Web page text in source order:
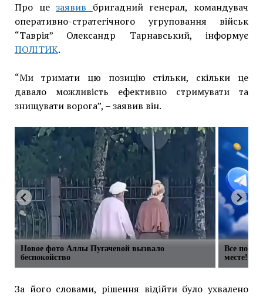
Про цезаявив бригадний генерал, командувач
оперативно-стратегічного угруповання військ
“Таврія” Олександр Тарнавський, інформує
ПОЛІТИК.
“Ми тримати цю позицію стільки, скільки це
давало можливість ефективно стримувати та
знищувати ворога”, – заявив він.
Новое фото Аллы Пугачевой вызвало
беспокойство
Все
месте!
За його словами, рішення відійти було ухвалено